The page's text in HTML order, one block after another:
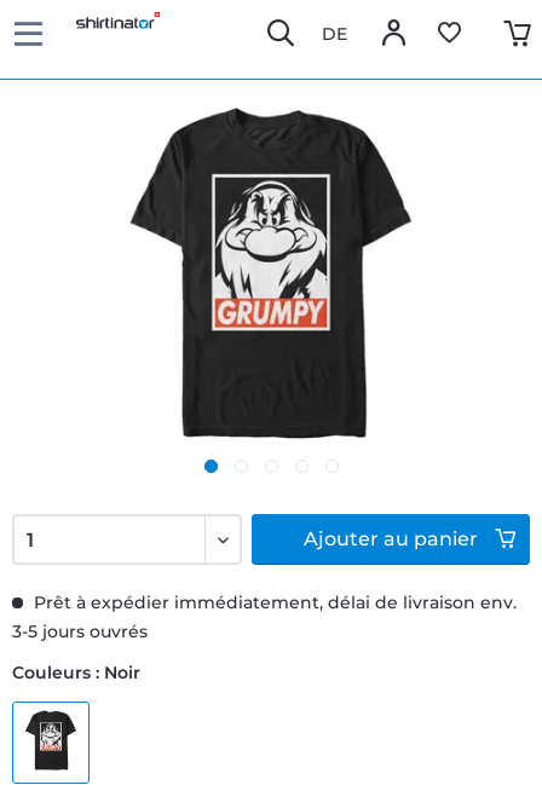
DE
Prêt à expédier immédiatement, délai de livraison env.
3-5 jours ouvrés
Couleurs : Noir
Ajouter au panier